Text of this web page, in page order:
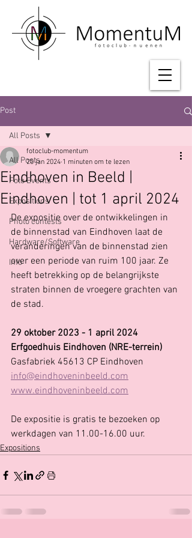
Post
All Posts
Foto Events
Expositions
Photo contests
Hardware/Software
Info
All Posts
Eindhoven in Beeld |
Eindhoven | tot 1 april 2024
fotoclub-momentum
20 jan 2024 1 minuten om te lezen
De expositie over de ontwikkelingen in
de binnenstad van Eindhoven laat de
veranderingen van de binnenstad zien
over een periode van ruim 100 jaar. Ze
heeft betrekking op de belangrijkste
straten binnen de vroegere grachten van
de stad.
29 oktober 2023 - 1 april 2024
Erfgoedhuis Eindhoven (NRE-terrein)
Gasfabriek 45613 CP Eindhoven
info@eindhoveninbeeld.com
www.eindhoveninbeeld.com
De expositie is gratis te bezoeken op
werkdagen van 11.00-16.00 uur.
Expositions